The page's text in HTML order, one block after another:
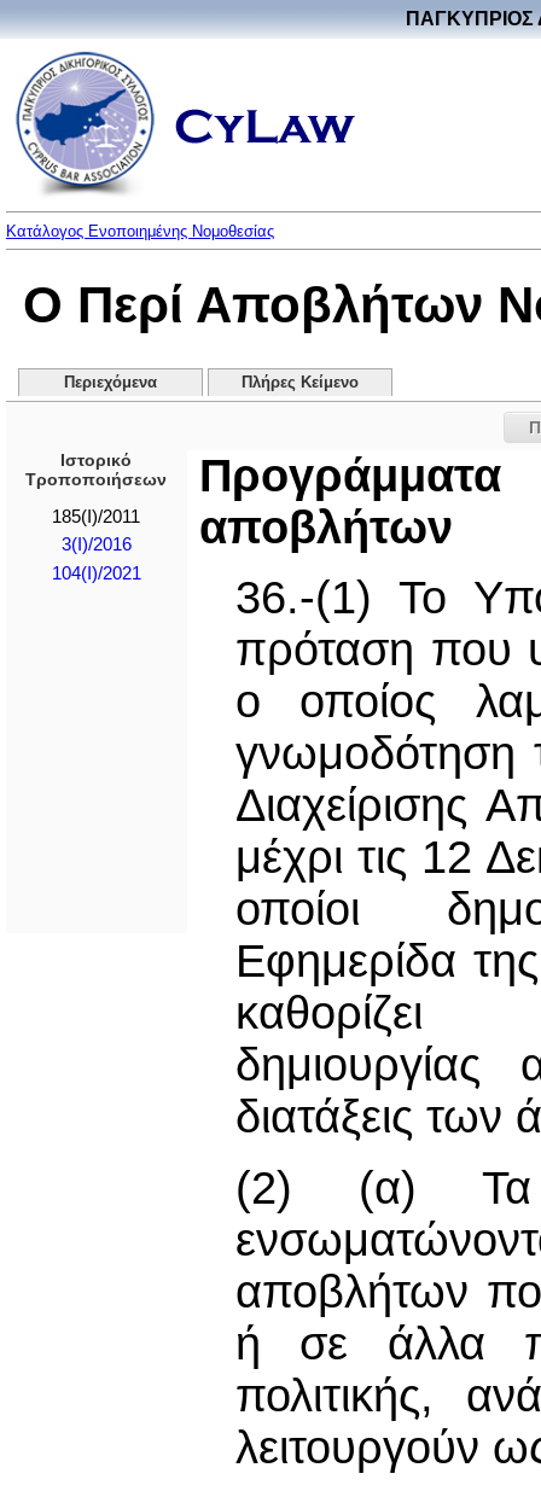
ΠΑΓΚΥΠΡΙΟΣ
Κατάλογος Ενοποιημένης Νομοθεσίας
Ο Περί Αποβλήτων
Περιεχόμενα Πλήρες Κείμενο
Ιστορικό
Τροποποιήσεων
185(I)/2011
3(I)/2016
104(I)/2021
αποβλήτων
36.-(1) Το
πρόταση που
ο οποίος
γνωμοδότηση
Διαχείρισης
μέχρι τις 12
οποίοι
Εφημερίδα
διατάξεις
(2) (α) Τα
αποβλήτων
ή σε άλλα
πολιτικής,
λειτουργούν